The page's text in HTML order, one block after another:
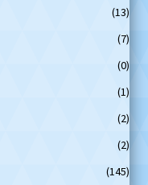
(13)
(7)
(0)
(1)
(2)
(2)
(145)